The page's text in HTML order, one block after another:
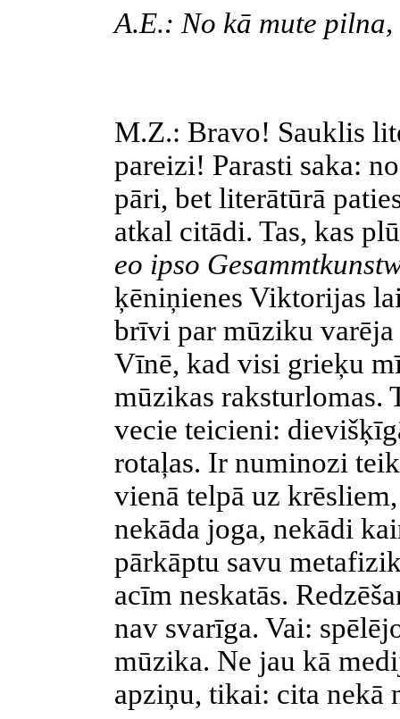
A.E.: No kā mute
M.Z.: Bravo! Sauklis
pareizi! Parasti saka:
pāri, bet literātūrā
atkal citādi. Tas, kas
eo ipso
ķēniņienes Viktorijas
brīvi par mūziku
Vīnē, kad visi grieķu
mūzikas raksturlomas.
vecie teicieni:
rotaļas. Ir numinozi
vienā telpā uz
nekāda joga, nekādi
pārkāptu savu
acīm neskatās.
nav svarīga. Vai:
mūzika. Ne jau kā
apziņu, tikai: cita nekā